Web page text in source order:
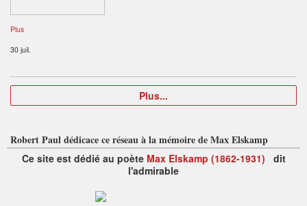
Plus
30 juil.
Plus...
Robert Paul dédicace ce réseau à la mémoire de Max Elskamp
Ce site est dédié au poète Max Elskamp (1862-1931)
dit
l'admirable